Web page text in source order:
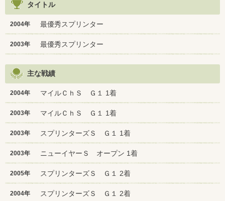
タイトル
2004年 最優秀スプリンター
2003年 最優秀スプリンター
主な戦績
2004年 マイルＣｈＳ Ｇ１ 1着
2003年 マイルＣｈＳ Ｇ１ 1着
2003年 スプリンターズＳ Ｇ１ 1着
2003年 ニューイヤーＳ オープン 1着
2005年 スプリンターズＳ Ｇ１ 2着
2004年 スプリンターズＳ Ｇ１ 2着